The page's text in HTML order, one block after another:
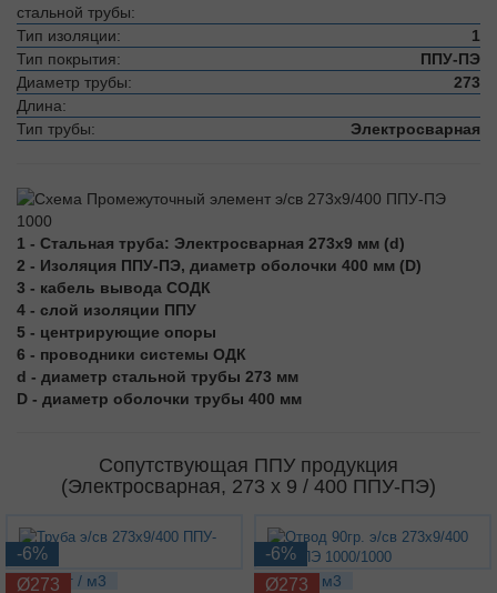
стальной трубы:
Тип изоляции:
1
Тип покрытия:
ППУ-ПЭ
Диаметр трубы:
273
Длина:
Тип трубы:
Электросварная
1 - Стальная труба: Электросварная 273х9 мм (d)
2 - Изоляция ППУ-ПЭ, диаметр оболочки 400 мм (D)
3 - кабель вывода СОДК
4 - слой изоляции ППУ
5 - центрирующие опоры
6 - проводники системы ОДК
d - диаметр стальной трубы 273 мм
D - диаметр оболочки трубы 400 мм
Сопутствующая ППУ продукция
(Электросварная, 273 х 9 / 400 ППУ-ПЭ)
-6%
Ø273
70.87 кг / м3
-6%
Ø273
142 кг / м3